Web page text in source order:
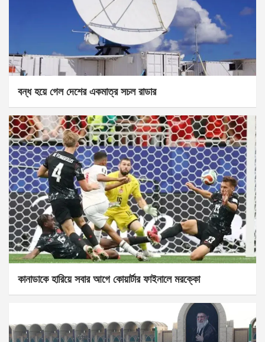
বন্ধ হয়ে গেল দেশের একমাত্র সচল রাডার
কানাডাকে হারিয়ে সবার আগে কোয়ার্টার ফাইনালে মরক্কো